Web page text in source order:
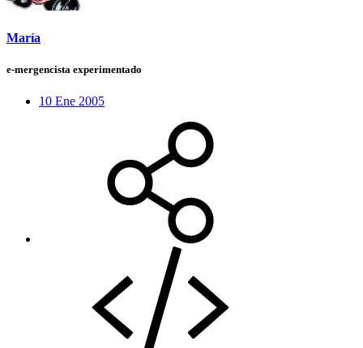
María
e-mergencista experimentado
10 Ene 2005